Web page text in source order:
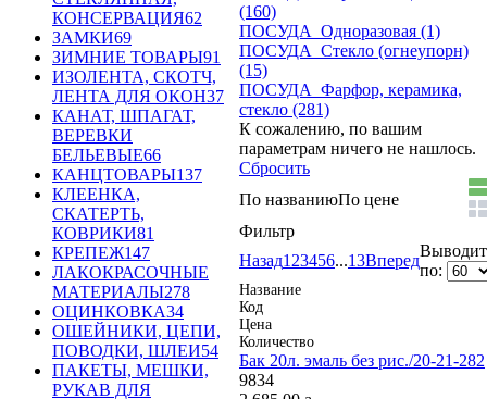
КОНСЕРВАЦИЯ62
ЗАМКИ69
ЗИМНИЕ ТОВАРЫ91
ИЗОЛЕНТА, СКОТЧ,
ЛЕНТА ДЛЯ ОКОН37
КАНАТ, ШПАГАТ,
ВЕРЕВКИ
БЕЛЬЕВЫЕ66
КАНЦТОВАРЫ137
КЛЕЕНКА,
СКАТЕРТЬ,
КОВРИКИ81
КРЕПЕЖ147
ЛАКОКРАСОЧНЫЕ
МАТЕРИАЛЫ278
ОЦИНКОВКА34
ОШЕЙНИКИ, ЦЕПИ,
ПОВОДКИ, ШЛЕИ54
ПАКЕТЫ, МЕШКИ,
РУКАВ ДЛЯ
(160)
ПОСУДА_Одноразовая (1)
ПОСУДА_Стекло (огнеупорн)
(15)
ПОСУДА_Фарфор, керамика,
стекло (281)
К сожалению, по вашим
параметрам ничего не нашлось.
Сбросить
По названиюПо цене
Фильтр
Назад12 3456...13Вперед
Выводить
по:
Название
Код
Цена
Количество
Бак 20л. эмаль без рис./20-21-282
9834